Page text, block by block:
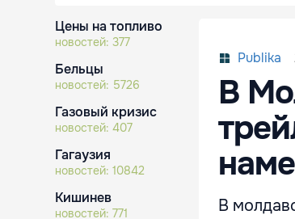
Цены на топливо
новостей: 377
Бельцы
новостей: 5726
Газовый кризис
новостей: 407
Гагаузия
новостей: 10842
Кишинев
новостей: 771
Publika
В
В